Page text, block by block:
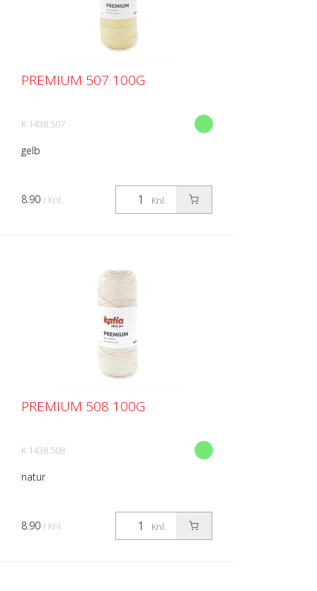
PREMIUM 507 100G
K 1438.507
gelb
Knl.
8.90 / Knl.
PREMIUM 508 100G
K 1438.508
natur
Knl.
8.90 / Knl.